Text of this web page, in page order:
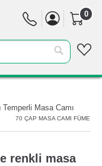
0
Masa Camı
70 ÇAP MASA CAMI FÜME
renkli masa